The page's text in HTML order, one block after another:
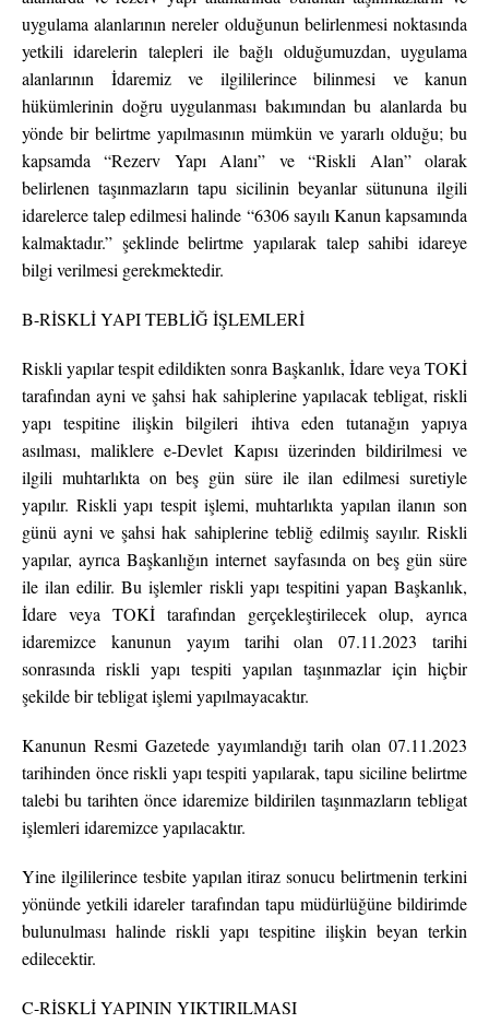
uygulama alanlarının nereler olduğunun belirlenmesi noktasında
yetkili idarelerin talepleri ile bağlı olduğumuzdan, uygulama
alanlarının İdaremiz ve ilgililerince bilinmesi ve kanun
hükümlerinin doğru uygulanması bakımından bu alanlarda bu
yönde bir belirtme yapılmasının mümkün ve yararlı olduğu; bu
kapsamda “Rezerv Yapı Alanı” ve “Riskli Alan” olarak
belirlenen taşınmazların tapu sicilinin beyanlar sütununa ilgili
idarelerce talep edilmesi halinde “6306 sayılı Kanun kapsamında
kalmaktadır.” şeklinde belirtme yapılarak talep sahibi idareye
bilgi verilmesi gerekmektedir.
B-RİSKLİ YAPI TEBLİĞ İŞLEMLERİ
Riskli yapılar tespit edildikten sonra Başkanlık, İdare veya TOKİ
tarafından ayni ve şahsi hak sahiplerine yapılacak tebligat, riskli
yapı tespitine ilişkin bilgileri ihtiva eden tutanağın yapıya
asılması, maliklere e-Devlet Kapısı üzerinden bildirilmesi ve
ilgili muhtarlıkta on beş gün süre ile ilan edilmesi suretiyle
yapılır. Riskli yapı tespit işlemi, muhtarlıkta yapılan ilanın son
günü ayni ve şahsi hak sahiplerine tebliğ edilmiş sayılır. Riskli
yapılar, ayrıca Başkanlığın internet sayfasında on beş gün süre
ile ilan edilir. Bu işlemler riskli yapı tespitini yapan Başkanlık,
İdare veya TOKİ tarafından gerçekleştirilecek olup, ayrıca
idaremizce kanunun yayım tarihi olan 07.11.2023 tarihi
sonrasında riskli yapı tespiti yapılan taşınmazlar için hiçbir
şekilde bir tebligat işlemi yapılmayacaktır.
Kanunun Resmi Gazetede yayımlandığı tarih olan 07.11.2023
tarihinden önce riskli yapı tespiti yapılarak, tapu siciline belirtme
talebi bu tarihten önce idaremize bildirilen taşınmazların tebligat
işlemleri idaremizce yapılacaktır.
Yine ilgililerince tesbite yapılan itiraz sonucu belirtmenin terkini
yönünde yetkili idareler tarafından tapu müdürlüğüne bildirimde
bulunulması halinde riskli yapı tespitine ilişkin beyan terkin
edilecektir.
C-RİSKLİ YAPININ YIKTIRILMASI